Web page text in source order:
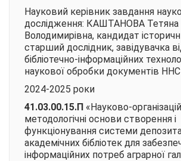
Науковий керівник завдання
дослідження: КАШТАНОВА Тетяна
Володимирівна, кандидат
старший дослідник, завідувачка
бібліотечно-інформаційних
наукової обробки документів
2024-2025 роки
41.03.00.15.П «Науково-
методологічні основи створення і
функціонування системи
академічних бібліотек для
інформаційних потреб аграрної